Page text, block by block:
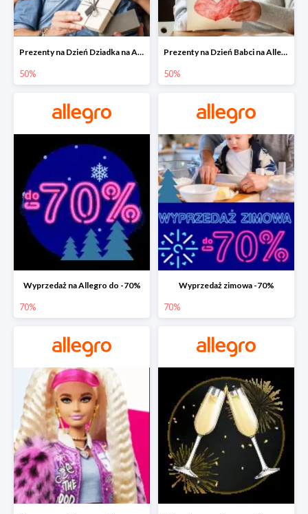
Prezenty na Dzień Dziadka na Allegro do -50%
50%
Prezenty na Dzień Babci na Allegro do -50%
50%
Wyprzedaż na Allegro do -70%
70%
Wyprzedaż zimowa -70%
70%